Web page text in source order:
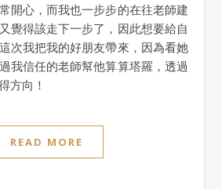
開心，而我也一步步的在往老師建
覺得該走下一步了，因此想要給自
次我把我的好朋友帶來，因為看她
我信任的老師幫他算算塔羅，透過
方向！
READ MORE